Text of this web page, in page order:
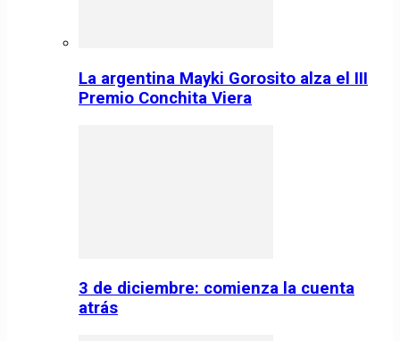
La argentina Mayki Gorosito alza el III
Premio Conchita Viera
3 de diciembre: comienza la cuenta
atrás